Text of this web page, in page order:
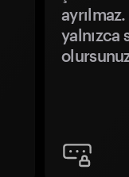
yalnızca